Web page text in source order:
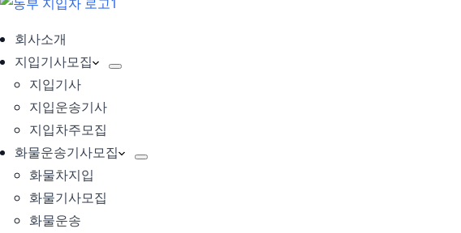
회사소개
지입기사모집
지입기사
지입운송기사
지입차주모집
화물운송기사모집
화물차지입
화물기사모집
화물운송